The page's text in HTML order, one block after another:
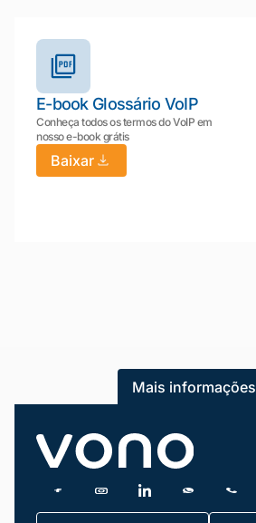
E-book Glossário VoIP
Conheça todos os termos do VoIP em
nosso e-book grátis
Baixar
Mais informações